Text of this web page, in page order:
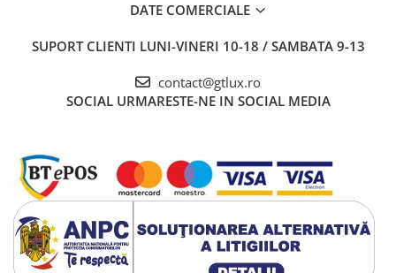
DATE COMERCIALE
SUPORT CLIENTI LUNI-VINERI 10-18 / SAMBATA 9-13
contact@gtlux.ro
SOCIAL URMARESTE-NE IN SOCIAL MEDIA